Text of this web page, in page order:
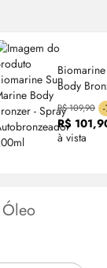
sacola
Body
R$ 109,90
R$
à vista